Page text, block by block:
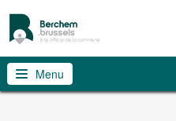
Menu